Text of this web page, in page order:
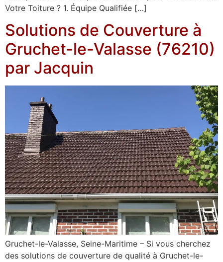
Votre Toiture ? 1. Équipe Qualifiée […]
Solutions de Couverture à
Gruchet-le-Valasse (76210)
par Jacquin
Gruchet-le-Valasse, Seine-Maritime – Si vous cherchez
des solutions de couverture de qualité à Gruchet-le-